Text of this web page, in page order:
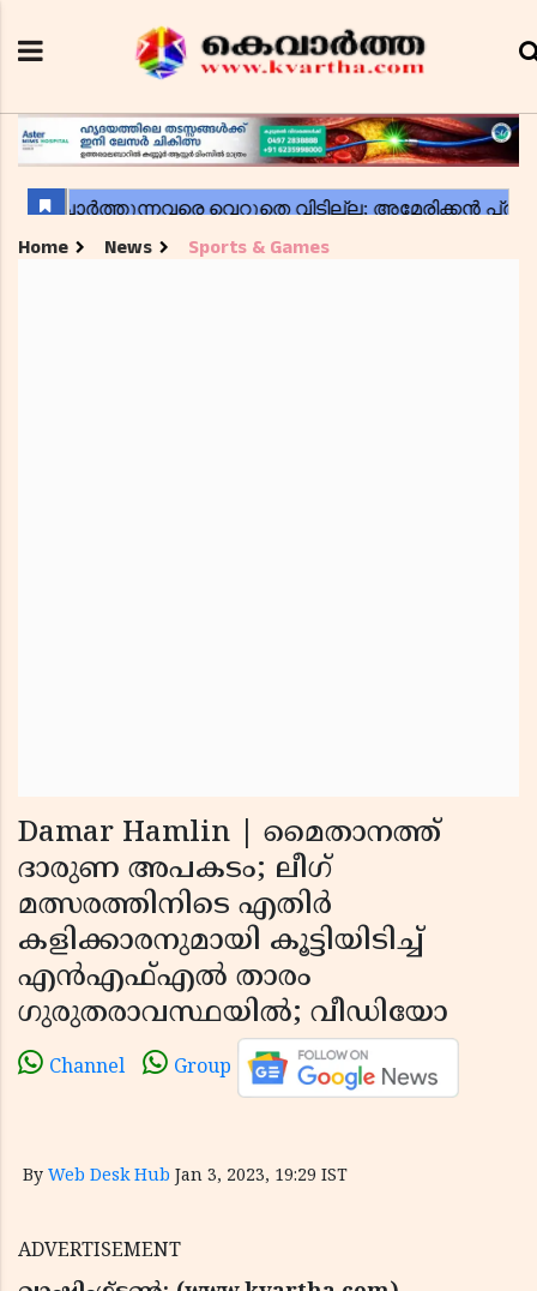
Home News Sports & Games
Damar Hamlin | മൈതാനത്ത്
ദാരുണ അപകടം; ലീഗ്
മത്സരത്തിനിടെ എതിര്‍
കളിക്കാരനുമായി കൂട്ടിയിടിച്ച്
എൻഎഫ്എൽ താരം
ഗുരുതരാവസ്ഥയില്‍; വീഡിയോ
Channel Group
By Web Desk Hub Jan 3, 2023, 19:29 IST
ADVERTISEMENT